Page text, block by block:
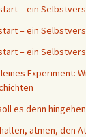
– ein
– ein
– ein
Experiment:
es denn
atmen, den